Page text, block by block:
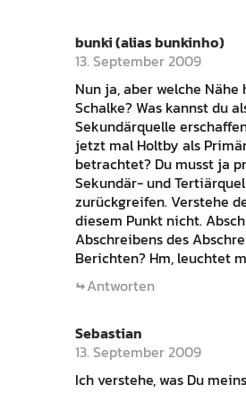
bunki (alias bunkinho)
13. September 2009
Nun ja, aber welche Nähe
Schalke? Was kannst du
Sekundärquelle
jetzt mal Holtby als
betrachtet? Du musst ja
Sekundär- und
zurückgreifen. Verstehe
diesem Punkt nicht.
Abschreibens des
Berichten? Hm, leuchtet
Antworten
Sebastian
13. September 2009
Ich verstehe, was Du